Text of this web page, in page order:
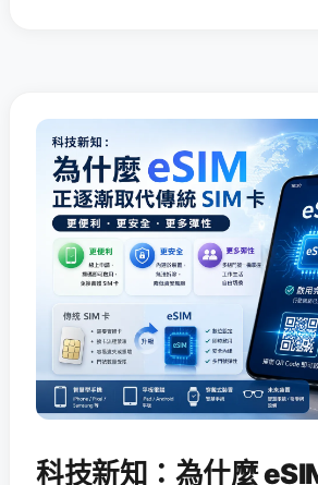
科技新知：為什麼